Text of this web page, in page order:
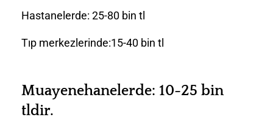
Hastanelerde: 25-80 bin tl
Tıp merkezlerinde:15-40 bin tl
Muayenehanelerde: 10-25 bin
tldir.